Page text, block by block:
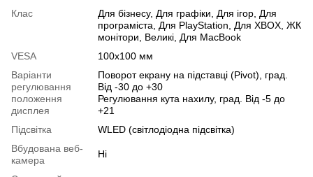
Клас
Для бізнесу, Для графіки Для ігор Для
програміста
Для PlayStation Для XBOX ЖК
монітори
Великі Для MacBook
VESA
100х100 мм
Варіанти
регулювання
положення
дисплея
Поворот екрану на підставці (Pivot), град.
Від -30 до +30
Регулювання кута нахилу, град. Від -5 до
+21
Підсвітка
WLED (світлодіодна підсвітка)
Вбудована веб-
камера
Ні